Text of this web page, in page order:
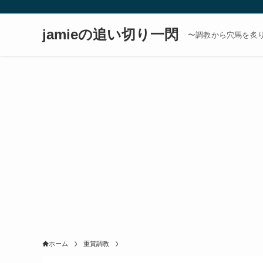
jamieの追い切り一閃 〜調教から穴馬を炙
ホーム 重賞調教